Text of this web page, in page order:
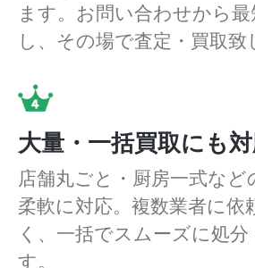
ます。お問い合わせから
し、その場で査定・買取致
大量・一括買取にも
店舗丸ごと・厨房一式など
柔軟に対応。複数業者に依
く、一括でスムーズに処
す。